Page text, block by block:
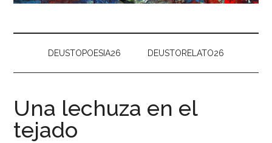
DEUSTOPOESIA26 DEUSTORELATO26
Una lechuza en el
tejado